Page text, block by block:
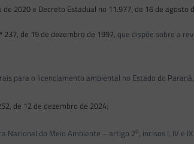
de 2020 e Decreto Estadual no 11.977, de 16 de agosto
237, de 19 de dezembro de 1997, que dispõe sobre a
para o licenciamento ambiental no Estado do
de 12 de dezembro de 2024;
Nacional do Meio Ambiente – artigo 2o, incisos I, IV e